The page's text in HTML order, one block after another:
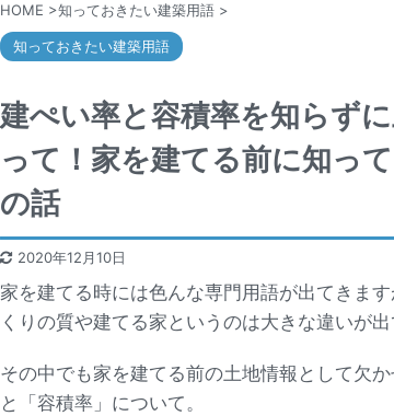
HOME >知っておきたい建築用語 >
知っておきたい建築用語
建ぺい率と容積率を知らず
って！家を建てる前に知っ
の話
2020年12月10日
家を建てる時には色んな専門用語が出てきま
くりの質や建てる家というのは大きな違いが出
その中でも家を建てる前の土地情報として欠
と「容積率」について。